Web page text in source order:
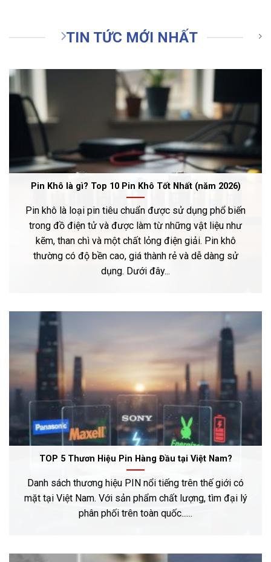
TIN TỨC MỚI NHẤT
Pin Khô là gì? Top 10 Pin Khô Tốt Nhất (năm 2026)
Pin khô là loại pin tiêu chuẩn được sử dụng phổ biến
trong đồ điện tử và được làm từ những vật liệu như
kẽm, than chì và một chất lỏng điện giải. Pin khô
thường có độ bền cao, giá thành rẻ và dễ dàng sử
dụng. Dưới đây...
TOP 5 Thươn Hiệu Pin Hàng Đầu tại Việt Nam?
Danh sách thương hiệu PIN nổi tiếng trên thế giới có
mặt tại Việt Nam. Với sản phẩm chất lượng, tìm đại lý
phân phối trên toàn quốc......